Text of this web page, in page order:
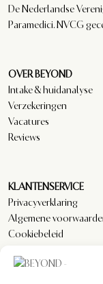
De Nederlandse
Paramedici. NVCG
OVER BEYOND
Intake & huidanalyse
Verzekeringen
Vacatures
Reviews
KLANTENSERVICE
Privacyverklaring
Algemene
Cookiebeleid
Disclaimer